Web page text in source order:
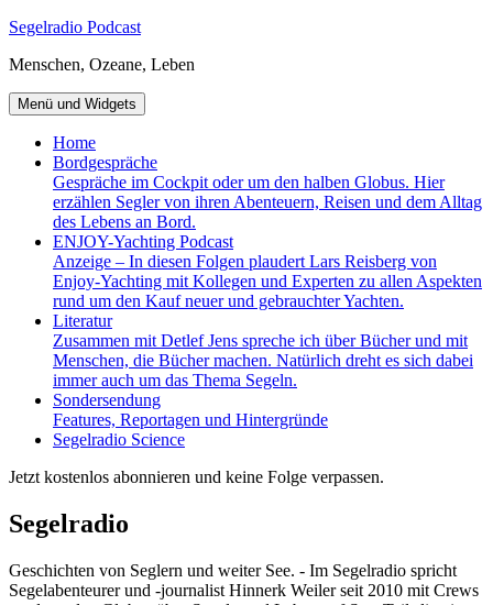
Zum
springen
Segelradio Podcast
Menschen, Ozeane, Leben
Menü und Widgets
Home
Bordgespräche
Gespräche im Cockpit oder um den halben Globus. Hier
erzählen Segler von ihren Abenteuern, Reisen und dem Alltag
des Lebens an Bord.
ENJOY-Yachting Podcast
Anzeige – In diesen Folgen plaudert Lars Reisberg von
Enjoy-Yachting mit Kollegen und Experten zu allen Aspekten
rund um den Kauf neuer und gebrauchter Yachten.
Literatur
Zusammen mit Detlef Jens spreche ich über Bücher und mit
Menschen, die Bücher machen. Natürlich dreht es sich dabei
immer auch um das Thema Segeln.
Sondersendung
Features, Reportagen und Hintergründe
Segelradio Science
Jetzt kostenlos abonnieren und keine Folge verpassen.
Segelradio
Geschichten von Seglern und weiter See. - Im Segelradio spricht
Segelabenteurer und -journalist Hinnerk Weiler seit 2010 mit Crews